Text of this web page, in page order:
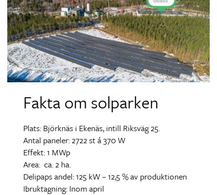
Fakta om solparken
Plats: Björknäs i Ekenäs, intill Riksväg 25.
Antal paneler: 2722 st á 370 W
Effekt: 1 MWp
Area: ca. 2 ha.
Delipaps andel: 125 kW – 12,5 % av produktionen
Ibruktagning: Inom april